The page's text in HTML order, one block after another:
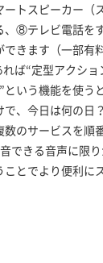
トスピーカー（
⑧テレビ電話を
きます（一部有
ば“定型アクシ
という機能を使う
で、今日は何の
のサービスを順
できる音声に限
ことでより便利に